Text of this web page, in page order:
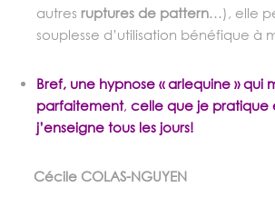
autres ruptures de pattern …), elle
souplesse d’utilisation bénéfique à
Bref, une hypnose « arlequine » qui
parfaitement, celle que je pratique
j’enseigne tous les jours!
Cécile COLAS-NGUYEN